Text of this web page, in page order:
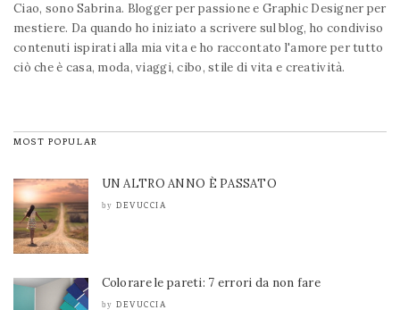
Ciao, sono Sabrina. Blogger per passione e Graphic Designer per
mestiere. Da quando ho iniziato a scrivere sul blog, ho condiviso
contenuti ispirati alla mia vita e ho raccontato l'amore per tutto
ciò che è casa, moda, viaggi, cibo, stile di vita e creatività.
MOST POPULAR
UN ALTRO ANNO È PASSATO
by DEVUCCIA
Colorare le pareti: 7 errori da non fare
by DEVUCCIA